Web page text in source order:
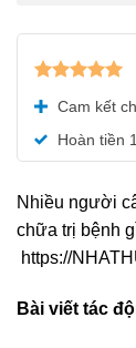
hạng5.00
5 sao
Cam kết
Hoàn tiền
Nhiều người
chữa trị bệnh
https://
Bài viết tác